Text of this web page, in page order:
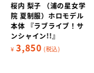
桜内 梨子 （浦の星女学
院 夏制服）ホロモデル
本体 『ラブライブ！サ
ンシャイン!!』
¥ 3,850 (税込)